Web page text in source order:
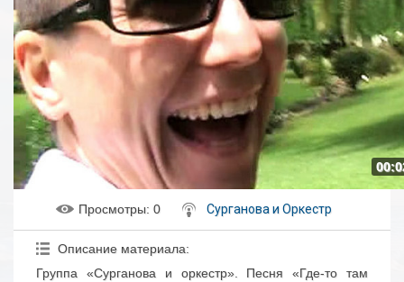
Просмотры: 0 Сурганова и Оркестр
Описание материала:
Группа «Сурганова и оркестр». Песня «Где-то там